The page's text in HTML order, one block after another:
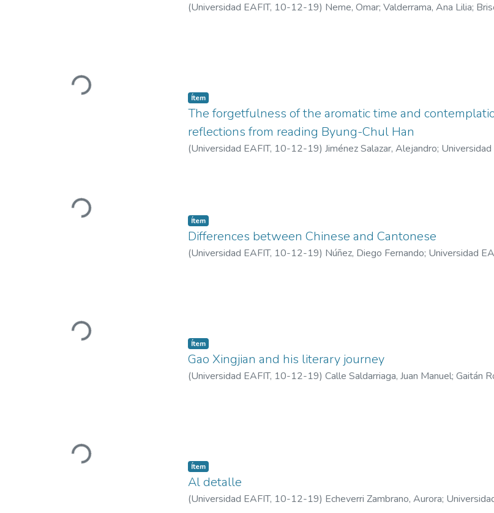
Cargando...
(Universidad EAFIT, 10-12-19) Neme, Omar; Valderrama, Ana Lilia;
Cargando...
Ítem
The forgetfulness of the aromatic time and
reflections from reading Byung-Chul Han
(Universidad EAFIT, 10-12-19) Jiménez Salazar, Alejandro;
Cargando...
Ítem
Differences between Chinese and Cantonese
(Universidad EAFIT, 10-12-19) Núñez, Diego Fernando; Universidad
Cargando...
Ítem
Gao Xingjian and his literary journey
(Universidad EAFIT, 10-12-19) Calle Saldarriaga, Juan Manuel; Gaitán
Ítem
Al detalle
(Universidad EAFIT, 10-12-19) Echeverri Zambrano, Aurora;